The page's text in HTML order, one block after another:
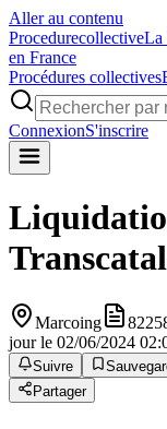
Aller au contenu
ProcedurecollectiveLa
en France
Procédures collectives
ConnexionS'inscrire
Marcoing
jour le 02/06/2024
Suivre
Partager